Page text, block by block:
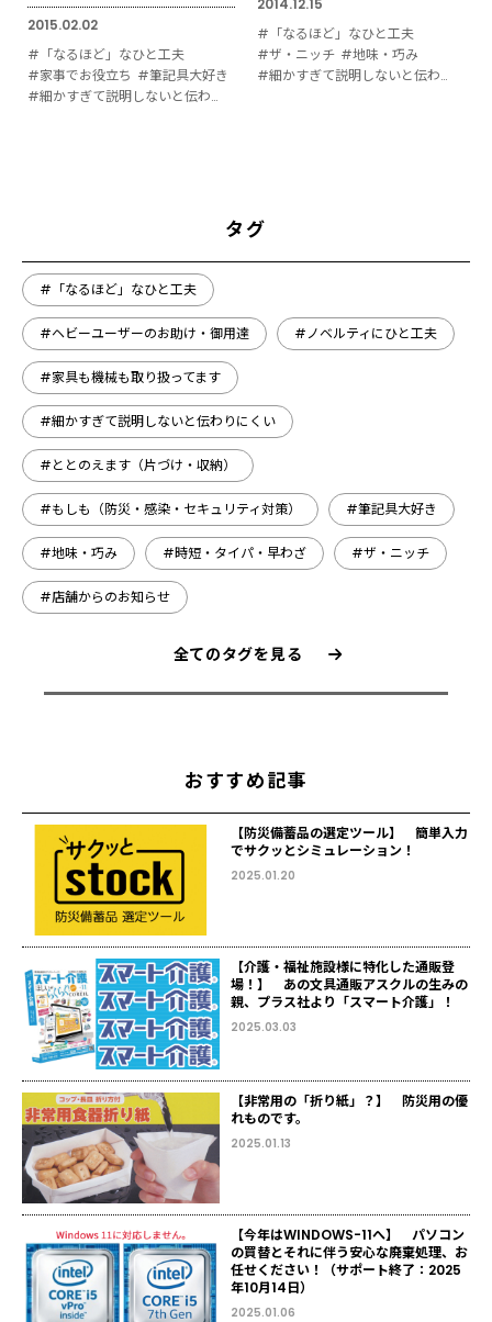
2015.02.02
#「なるほど」なひと工夫
#家事でお役立ち #筆記具大好き
#細かすぎて説明しないと伝わりにくい
2014.12.15
#「なるほど」なひと工夫
#ザ・ニッチ #地味・巧み
#細かすぎて説明しないと伝わりにくい
タグ
#「なるほど」なひと工夫
#ヘビーユーザーのお助け・御用達 #ノベルティにひと工夫
#家具も機械も取り扱ってます
#細かすぎて説明しないと伝わりにくい
#ととのえます（片づけ・収納）
#もしも（防災・感染・セキュリティ対策） #筆記具大好き
#地味・巧み #時短・タイパ・早わざ #ザ・ニッチ
#店舗からのお知らせ
全てのタグを見る
おすすめ記事
【防災備蓄品の選定ツール】 簡単入力
でサクッとシミュレーション！
2025.01.20
【介護・福祉施設様に特化した通販登
場！】 あの文具通販アスクルの生みの
親、プラス社より「スマート介護」！
2025.03.03
【非常用の「折り紙」？】 防災用の優
れものです。
2025.01.13
【今年はWINDOWS-11へ】 パソコン
の買替とそれに伴う安心な廃棄処理、お
任せください！（サポート終了：2025
年10月14日）
2025.01.06